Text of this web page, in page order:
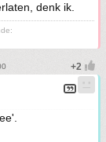
denk ik.